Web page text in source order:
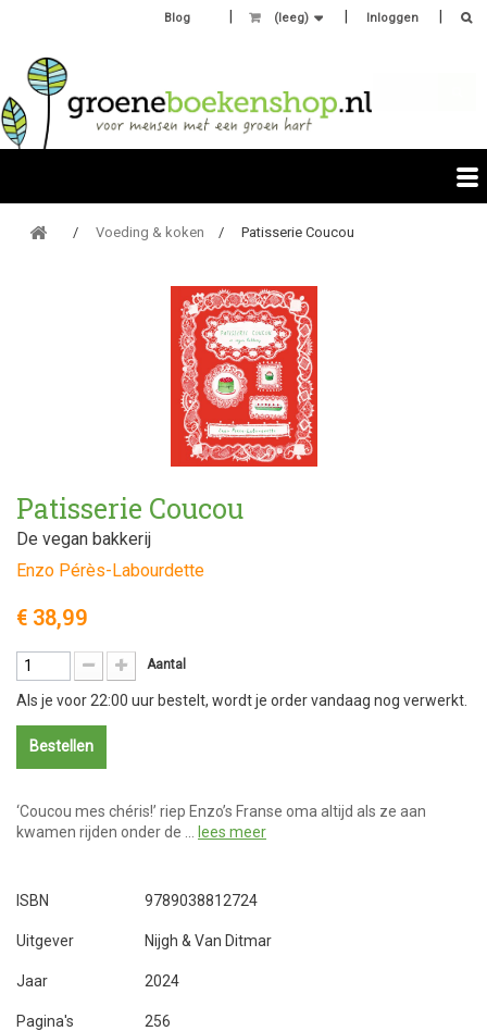
Inloggen
(leeg)
Blog
Voeding & koken Patisserie Coucou
Patisserie Coucou
De vegan bakkerij
Enzo Pérès-Labourdette
€ 38,99
Aantal
Als je voor 22:00 uur bestelt, wordt je order vandaag nog verwerkt.
Bestellen
‘Coucou mes chéris!’ riep Enzo’s Franse oma altijd als ze aan
kwamen rijden onder de …
lees meer
ISBN 9789038812724
Uitgever Nijgh & Van Ditmar
Jaar 2024
Pagina's 256